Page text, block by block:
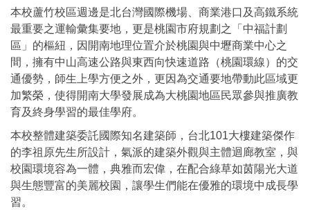
本校蘆竹校區週邊是北台灣國際機場、商業港口及高鐵系統
最重要之運輸彙集要地，更是桃園市府規劃之「中福計劃
區」的樞紐，因開南地理位置介於桃園與中壢商業中心之
間，擁有中山高速公路與東西向快速道路（桃園環線）的交
通優勢，師生上學方便之外，更因為交通要地帶動此區域更
加繁榮，使得開南大學發展成為大桃園地區民眾參與推廣教
育及終身學習的最佳學府。
本校整體建築委託國際知名建築師，台北101大樓建築傑作
的李祖原先生所設計，氣派的建築外觀與主體迴廊教室，與
校園環境容為一體，典雅而宏偉，在配合綠草如茵陽光大道
與生態豐富的美麗校園，讓學生們能在優雅的環境中成長學
習。